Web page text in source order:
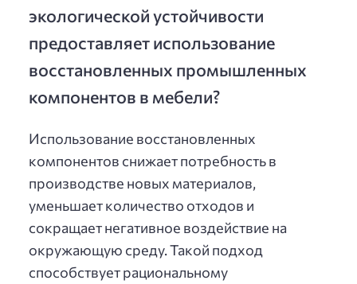
экологической устойчивости
предоставляет использование
восстановленных промышленных
компонентов в мебели?
Использование восстановленных
компонентов снижает потребность в
производстве новых материалов,
уменьшает количество отходов и
сокращает негативное воздействие на
окружающую среду. Такой подход
способствует рациональному